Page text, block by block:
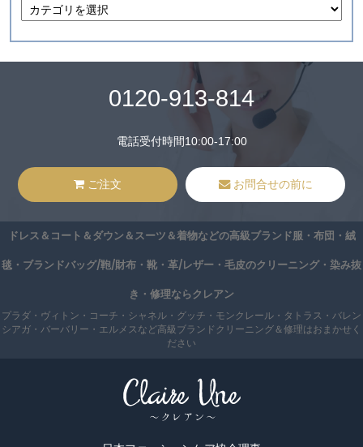
0120-913-814
電話受付時間10:00-17:00
ご注文 お問合せの前に
ドレス＆コート＆ダウン＆スーツ＆着物などの高級ブランド服・布団・絨
毯・ブランドバッグ/鞄/財布・靴・革/レザー・毛皮のクリーニング・染み抜
き・修理ならクレアン
プラダ・ヴィトン・コーチ・シャネル・グッチ・モンクレール・タトラス・バレン
シアガ・バーバリー・エルメスなど高級ブランドクリーニング＆修理はおまかせく
ださい